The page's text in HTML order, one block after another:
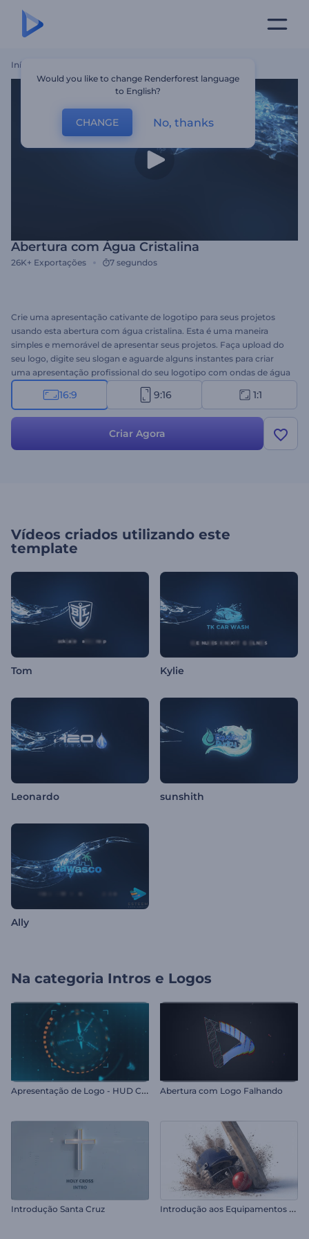
Início
Abertura com Água Cristalina
26K+ Exportações 7 segundos
Crie uma apresentação cativante de logotipo para seus projetos
usando esta abertura com água cristalina. Esta é uma maneira
simples e memorável de apresentar seus projetos. Faça upload do
seu logo, digite seu slogan e aguarde alguns instantes para criar
uma apresentação profissional do seu logotipo com ondas de água
turbulentas. Perfeito para divulgação de produtos, apresentações
de empresas, aberturas de palestras, comerciais de TV e muito
usando este modelo inspirado na natureza. Experimente agora!
16:9 9:16 1:1
Criar Agora
Vídeos criados utilizando este
template
Tom Kylie
Leonardo sunshith
Ally
Na categoria Intros e Logos
A
presentação de Logo - HUD Cinematográfico Abertura com Logo Falhando
Introdução Santa Cruz I
ntrodução aos Equipamentos de Críquete
Would you like to change Renderforest language
to English?
CHANGE No, thanks